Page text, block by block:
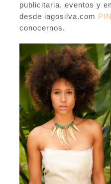
publicitaria, eventos y
desde iagosilva.com
conocernos.